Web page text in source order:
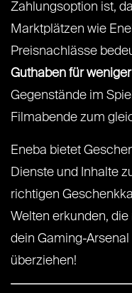
Zahlungsoption ist,
Marktplätzen wie
Preisnachlässe
Guthaben für
Gegenstände im
Filmabende zum
Eneba bietet
Dienste und Inhalte
richtigen
Welten erkunden,
dein Gaming-
überziehen!